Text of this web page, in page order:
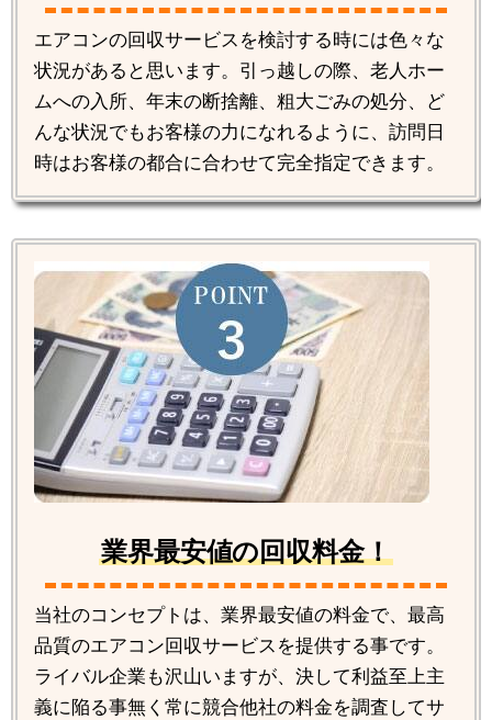
エアコンの回収サービスを検討する時には色々な
状況があると思います。引っ越しの際、老人ホー
ムへの入所、年末の断捨離、粗大ごみの処分、ど
んな状況でもお客様の力になれるように、訪問日
時はお客様の都合に合わせて完全指定できます。
業界最安値の回収料金！
当社のコンセプトは、業界最安値の料金で、最高
品質のエアコン回収サービスを提供する事です。
ライバル企業も沢山いますが、決して利益至上主
義に陥る事無く常に競合他社の料金を調査してサ